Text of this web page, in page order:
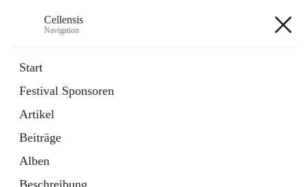
Cellensis
Navigation
Start
Festival Sponsoren
Artikel
Beiträge
Alben
Beschreibung
Festival Sponsoren